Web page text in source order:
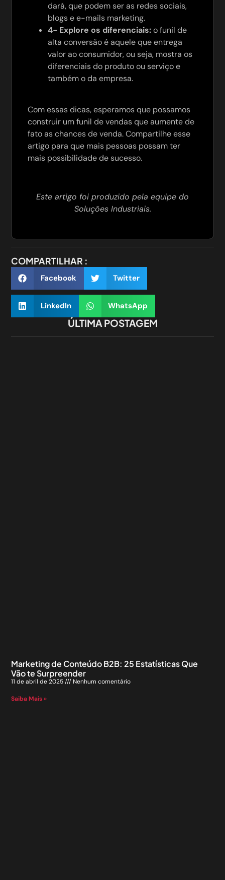
dará, que podem ser as redes sociais,
blogs e e-mails marketing.
4- Explore os diferenciais:o funil de
alta conversão é aquele que entrega
valor ao consumidor, ou seja, mostra os
diferenciais do produto ou serviço e
também o da empresa.
Com essas dicas, esperamos que possamos
construir um funil de vendas que aumente de
fato as chances de venda. Compartilhe esse
artigo para que mais pessoas possam ter
mais possibilidade de sucesso.
Este artigo foi produzido pela equipe do
Soluções Industriais.
COMPARTILHAR :
Facebook Twitter
LinkedIn WhatsApp
ÚLTIMA POSTAGEM
Marketing de Conteúdo B2B: 25 Estatísticas Que
Vão te Surpreender
11 de abril de 2025 Nenhum comentário
Saiba Mais »